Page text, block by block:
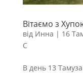
Вітаємо з
від Инна | 16
С
В день 13 Тамуза